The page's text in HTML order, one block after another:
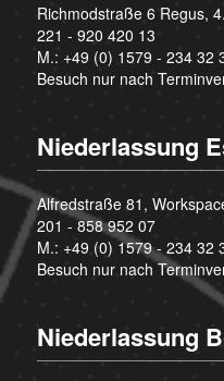
Richmodstraße 6 Regus,
221 - 920 420 13
M.: +49 (0) 1579 - 234 32
Besuch nur nach
Niederlassung
Alfredstraße 81,
201 - 858 952 07
M.: +49 (0) 1579 - 234 32
Besuch nur nach
Niederlassung